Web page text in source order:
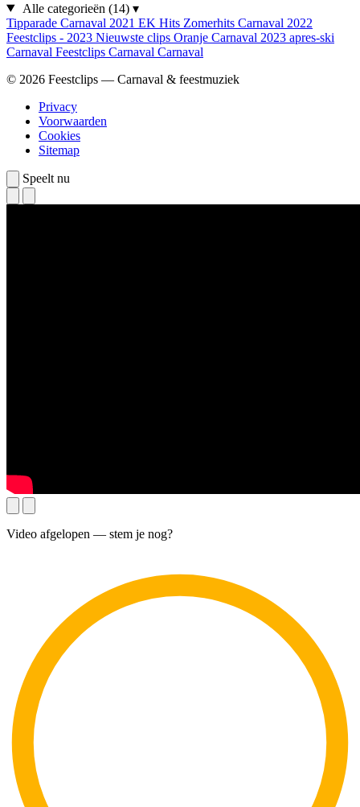
Alle categorieën (14) ▾
Tipparade Carnaval 2021 EK Hits Zomerhits Carnaval 2022
Feestclips - 2023 Nieuwste clips Oranje Carnaval 2023 apres-ski
Carnaval Feestclips Carnaval Carnaval
© 2026 Feestclips — Carnaval & feestmuziek
Privacy
Voorwaarden
Cookies
Sitemap
Speelt nu
Video afgelopen — stem je nog?